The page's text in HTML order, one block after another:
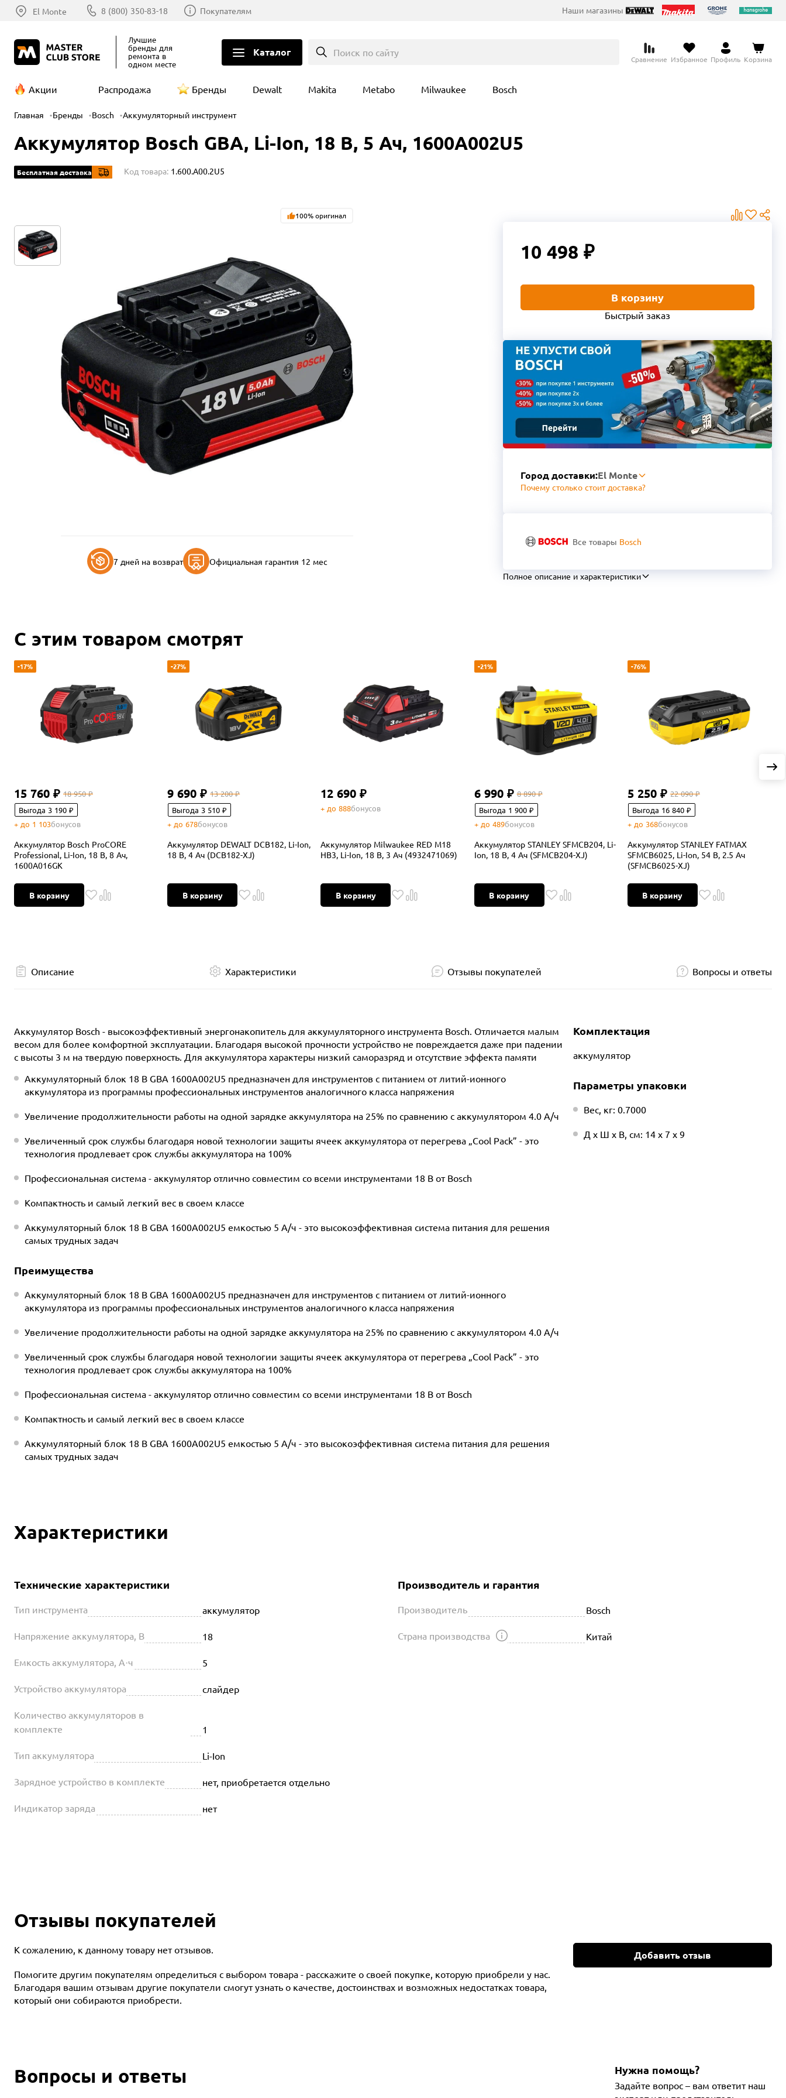
El Monte 8 (800) 350-83-18 Покупателям Наши магазины
Лучшие
бренды для
ремонта в
одном месте
Каталог Поиск по сайту
Сравнение Избранное Профиль Корзина
Акции Распродажа Бренды Dewalt Makita Metabo Milwaukee Bosch
Главная Бренды Bosch Аккумуляторный инструмент
Аккумулятор Bosch GBA, Li-Ion, 18 B, 5 Ач, 1600A002U5
Бесплатная доставка Код товара: 1.600.A00.2U5
100% оригинал
7 дней на возврат Официальная гарантия 12 мес
10 498 ₽
В корзину
Быстрый заказ
Город доставки:El Monte
Почему столько стоит доставка?
Все товары Bosch
Полное описание и характеристики
С этим товаром смотрят
-17%
15 760 ₽ 18 950 ₽
Выгода 3 190 ₽
+ до 1 103бонусов
Аккумулятор Bosch ProCORE
Professional, Li-Ion, 18 В, 8 Ач,
1600A016GK
В корзину
-27%
9 690 ₽ 13 200 ₽
Выгода 3 510 ₽
+ до 678бонусов
Аккумулятор DEWALT DCB182, Li-Ion,
18 В, 4 Ач (DCB182-XJ)
В корзину
12 690 ₽
+ до 888бонусов
Аккумулятор Milwaukee RED M18
HB3, Li-Ion, 18 В, 3 Ач (4932471069)
В корзину
-21%
6 990 ₽ 8 890 ₽
Выгода 1 900 ₽
+ до 489бонусов
Аккумулятор STANLEY SFMCB204, Li-
Ion, 18 В, 4 Ач (SFMCB204-XJ)
В корзину
-76%
5 250 ₽ 22 090 ₽
Выгода 16 840 ₽
+ до 368бонусов
Аккумулятор STANLEY FATMAX
SFMCB6025, Li-Ion, 54 В, 2.5 Ач
(SFMCB6025-XJ)
В корзину
Описание Характеристики Отзывы покупателей Вопросы и ответы
Аккумулятор Bosch - высокоэффективный энергонакопитель для аккумуляторного инструмента Bosch. Отличается малым
весом для более комфортной эксплуатации. Благодаря высокой прочности устройство не повреждается даже при падении
с высоты 3 м на твердую поверхность. Для аккумулятора характеры низкий саморазряд и отсутствие эффекта памяти
Аккумуляторный блок 18 B GBA 1600A002U5 предназначен для инструментов с питанием от литий-ионного
аккумулятора из программы профессиональных инструментов аналогичного класса напряжения
Увеличение продолжительности работы на одной зарядке аккумулятора на 25% по сравнению с аккумулятором 4.0 А/ч
Увеличенный срок службы благодаря новой технологии защиты ячеек аккумулятора от перегрева „Cool Pack” - это
технология продлевает срок службы аккумулятора на 100%
Профессиональная система - аккумулятор отлично совместим со всеми инструментами 18 В от Bosch
Компактность и самый легкий вес в своем классе
Аккумуляторный блок 18 B GBA 1600A002U5 емкостью 5 А/ч - это высокоэффективная система питания для решения
самых трудных задач
Преимущества
Аккумуляторный блок 18 B GBA 1600A002U5 предназначен для инструментов с питанием от литий-ионного
аккумулятора из программы профессиональных инструментов аналогичного класса напряжения
Увеличение продолжительности работы на одной зарядке аккумулятора на 25% по сравнению с аккумулятором 4.0 А/ч
Увеличенный срок службы благодаря новой технологии защиты ячеек аккумулятора от перегрева „Cool Pack” - это
технология продлевает срок службы аккумулятора на 100%
Профессиональная система - аккумулятор отлично совместим со всеми инструментами 18 В от Bosch
Компактность и самый легкий вес в своем классе
Аккумуляторный блок 18 B GBA 1600A002U5 емкостью 5 А/ч - это высокоэффективная система питания для решения
самых трудных задач
Комплектация
аккумулятор
Параметры упаковки
Вес, кг: 0.7000
Д х Ш х В, см: 14 х 7 х 9
Характеристики
Технические характеристики
Тип инструмента аккумулятор
Напряжение аккумулятора, В 18
Емкость аккумулятора, А·ч 5
Устройство аккумулятора слайдер
Количество аккумуляторов в
комплекте
1
Тип аккумулятора Li-Ion
Зарядное устройство в комплекте нет, приобретается отдельно
Индикатор заряда нет
Производитель и гарантия
Производитель Bosch
Страна производства Китай
Отзывы покупателей
К сожалению, к данному товару нет отзывов.
Помогите другим покупателям определиться с выбором товара - расскажите о своей покупке, которую приобрели у нас.
Благодаря вашим отзывам другие покупатели смогут узнать о качестве, достоинствах и возможных недостатках товара,
который они собираются приобрести.
Добавить отзыв
Вопросы и ответы Нужна помощь?
Задайте вопрос – вам ответит наш